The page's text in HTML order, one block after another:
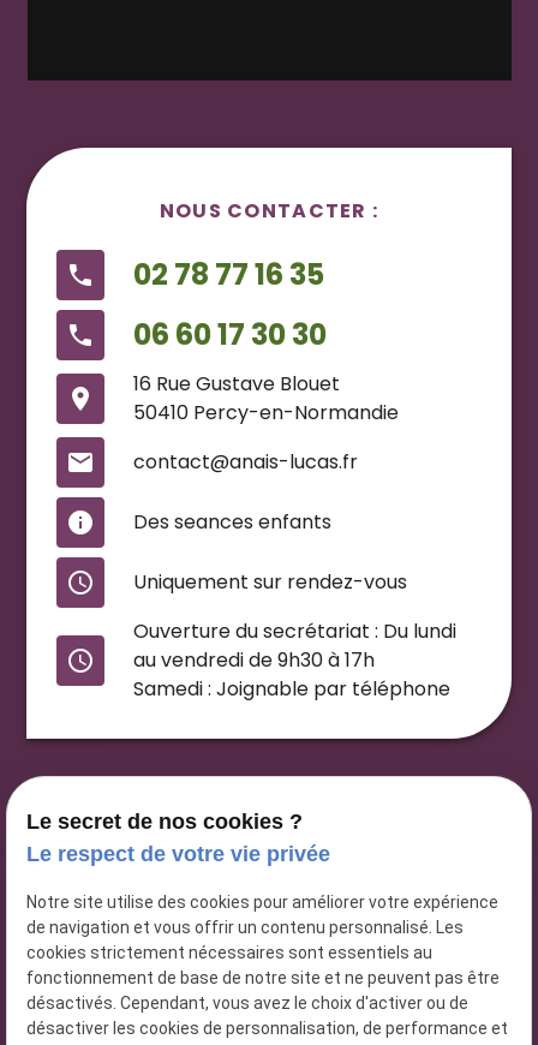
NOUS CONTACTER :
phone 02 78 77 16 35
phone 06 60 17 30 30
place
16 Rue Gustave Blouet
50410 Percy-en-Normandie
mail contact@anais-lucas.fr
info Des seances enfants
access_time Uniquement sur rendez-vous
access_time
Ouverture du secrétariat : Du lundi
au vendredi de 9h30 à 17h
Samedi : Joignable par téléphone
Anais Lucas
Hypnothérapeute
À Percy-en-Normandie
Le secret de nos cookies ?
Le respect de votre vie privée
Notre site utilise des cookies pour améliorer votre expérience
de navigation et vous offrir un contenu personnalisé. Les
cookies strictement nécessaires sont essentiels au
fonctionnement de base de notre site et ne peuvent pas être
désactivés. Cependant, vous avez le choix d'activer ou de
désactiver les cookies de personnalisation, de performance et